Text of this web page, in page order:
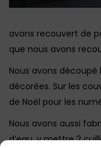
avons recouvert de
que nous avons
Nous avons
décorées. Sur les
de Noël pour les
Nous avons aussi
d’eau, y mettre 2